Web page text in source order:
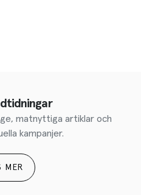
matnyttiga artiklar och
kampanjer.
MER